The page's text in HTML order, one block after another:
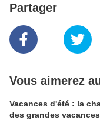
Partager
Vous aimerez
Vacances d'été : la
des grandes